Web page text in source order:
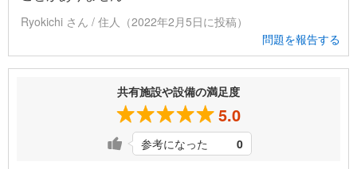
Ryokichi さん / 住人（2022年2月5日に投稿）
問題を報告する
共有施設や設備の満足度
5.0
参考になった 0